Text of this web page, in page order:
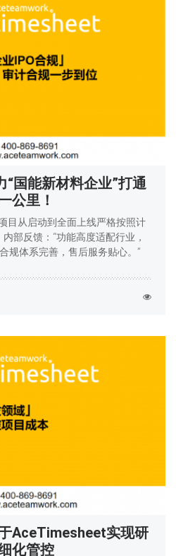
国能新材料企业”打通
公里！
目从启动到全面上线严格按照计
部反馈：“功能高度适配行业，
规体系完善，售后服务贴心。”
AceTimesheet实现研
化管控